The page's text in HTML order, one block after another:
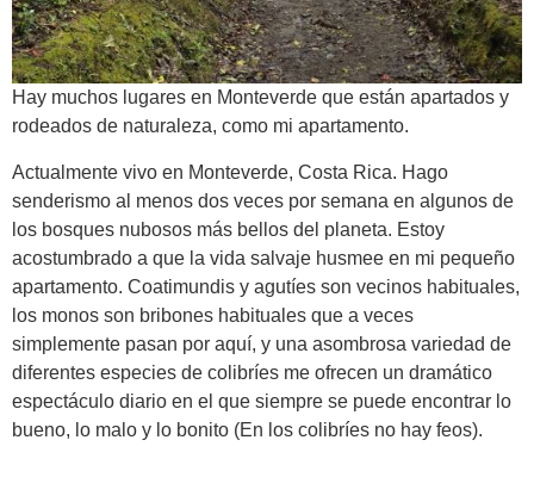
Hay muchos lugares en Monteverde que están apartados y
rodeados de naturaleza, como mi apartamento.
Actualmente vivo en Monteverde, Costa Rica. Hago
senderismo al menos dos veces por semana en algunos de
los bosques nubosos más bellos del planeta. Estoy
acostumbrado a que la vida salvaje husmee en mi pequeño
apartamento. Coatimundis y agutíes son vecinos habituales,
los monos son bribones habituales que a veces
simplemente pasan por aquí, y una asombrosa variedad de
diferentes especies de colibríes me ofrecen un dramático
espectáculo diario en el que siempre se puede encontrar lo
bueno, lo malo y lo bonito (En los colibríes no hay feos).